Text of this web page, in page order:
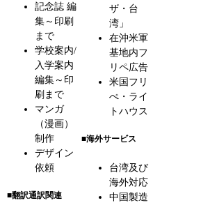
記念誌 編
集～印刷
まで
学校案内/
入学案内
編集～印
刷まで
マンガ
（漫画）
制作
デザイン
依頼
■翻訳通訳関連
ザ・台
湾」
在沖米軍
基地内フ
リペ広告
米国フリ
ぺ・ライ
トハウス
■海外サービス
台湾及び
海外対応
中国製造